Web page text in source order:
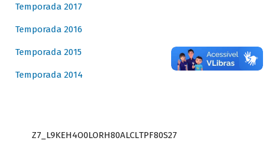
Temporada 2017
Temporada 2016
Temporada 2015
Temporada 2014
Z7_L9KEH4O0LORH80ALCLTPF80S27